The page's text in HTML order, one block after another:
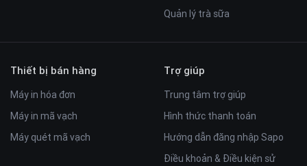
Quản lý trà sữa
Thiết bị bán hàng
Máy in hóa đơn
Máy in mã vạch
Máy quét mã vạch
Trợ giúp
Trung tâm trợ giúp
Hình thức thanh toán
Hướng dẫn đăng nhập Sapo
Điều khoản & Điều kiện sử